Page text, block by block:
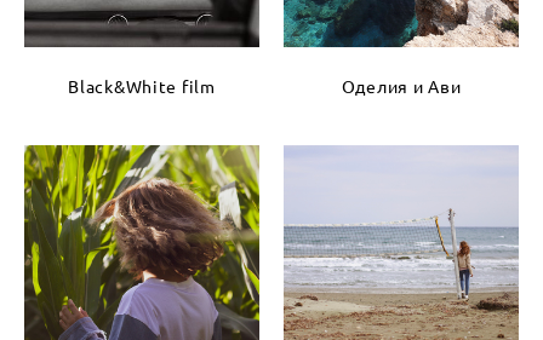
Black&White film Оделия и Ави